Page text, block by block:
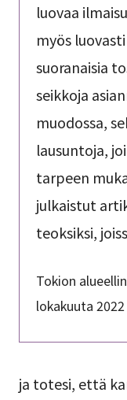
luovaa
myös
suoranaisia
seikkoja
muodossa,
lausuntoja,
tarpeen
julkaistut
teoksiksi,
Tokion
lokakuuta
ja totesi, että